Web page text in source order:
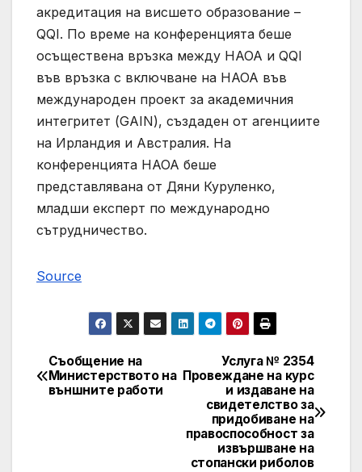
акредитация на висшето образование –
QQI. По време на конференцията беше
осъществена връзка между НАОА и QQI
във връзка с включване на НАОА във
международен проект за академичния
интегритет (GAIN), създаден от агенциите
на Ирландия и Австралия. На
конференцията НАОА беше
представлявана от Дяни Куруленко,
младши експерт по международно
сътрудничество.
Source
Post
navigation
Услуга № 2354
Провеждане на курс
и издаване на
свидетелство за
придобиване на
правоспособност за
извършване на
стопански риболов
Съобщение на
Mинистерството на
външните работи